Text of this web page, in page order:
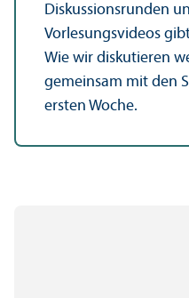
Diskussionsrunden
Vorlesungsvideos
Wie wir diskutieren
gemeinsam mit den
ersten Woche.